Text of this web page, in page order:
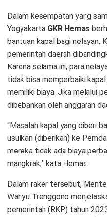
Dalam kesempatan yang
Yogyakarta GKR Hemas
bantuan kapal bagi nelayan,
pemerintah daerah
Karena selama ini, para
tidak bisa memperbaiki
memiliki biaya. Jika melalui
dibebankan oleh anggaran
“Masalah kapal yang diberi
usulkan (diberikan) ke
mereka tidak ada biaya
mangkrak,” kata Hemas.
Dalam raker tersebut,
Wahyu Trenggono
pemerintah (RKP) tahun